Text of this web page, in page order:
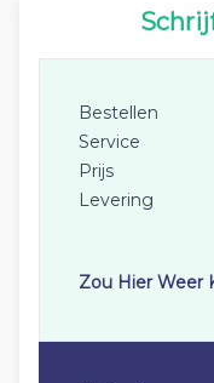
Bestellen
Service
Prijs
Levering
Zou Hier Weer